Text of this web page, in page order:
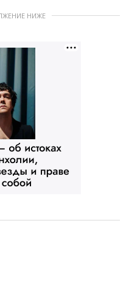
НИЖЕ